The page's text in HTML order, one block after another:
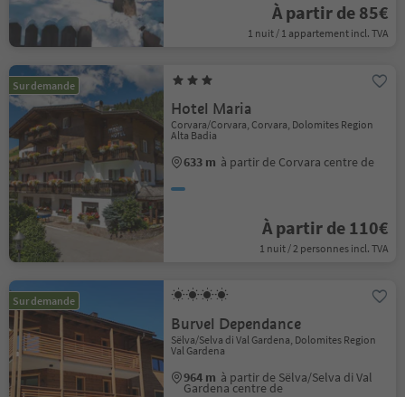
À partir de 85€
1 nuit / 1 appartement incl. TVA
Sur demande
Hotel Maria
Corvara/Corvara, Corvara, Dolomites Region
Alta Badia
633 m à partir de Corvara centre de
À partir de 110€
1 nuit / 2 personnes incl. TVA
Sur demande
Burvel Dependance
Sëlva/Selva di Val Gardena, Dolomites Region
Val Gardena
964 m à partir de Sëlva/Selva di Val
Gardena centre de